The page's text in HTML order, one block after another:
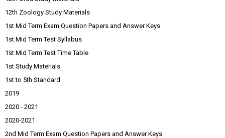
12th Zoology Study Materials
1st Mid Term Exam Question Papers and Answer Keys
1st Mid Term Test Syllabus
1st Mid Term Test Time Table
1st Study Materials
1st to 5th Standard
2019
2020 - 2021
2020-2021
2nd Mid Term Exam Question Papers and Answer Keys